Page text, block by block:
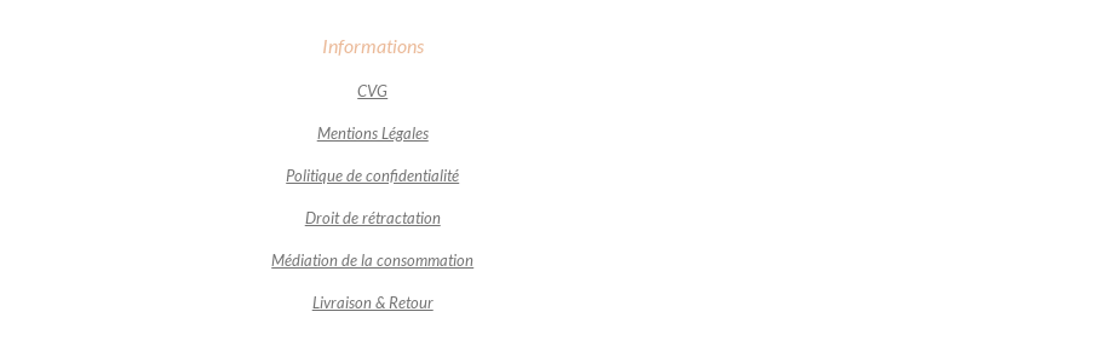
Informations
CVG
Mentions Légales
Politique de confidentialité
Droit de rétractation
Médiation de la consommation
Livraison & Retour